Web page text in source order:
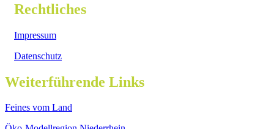
Rechtliches
Impressum
Datenschutz
Weiterführende Links
Feines vom Land